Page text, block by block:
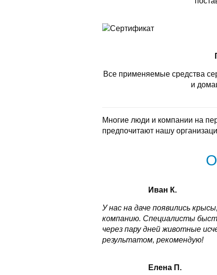
Все применяемые средства
и
Многие люди и компании на
предпочитают нашу
Иван К.
У нас на даче появились
компанию. Специалисты
через пару дней животные
результатом, рекомендую!
Елена П.